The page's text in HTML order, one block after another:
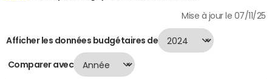
Mise à jour le 07/11/25
Afficher les données budgétaires de
Comparer avec